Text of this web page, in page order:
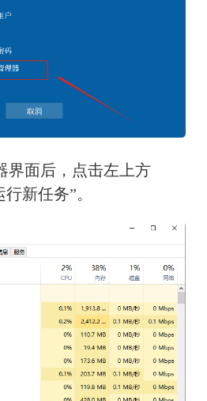
界面后，点击左上方
新任务”。